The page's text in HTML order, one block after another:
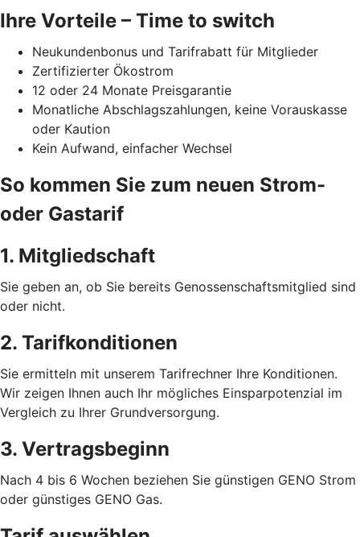
Ihre Vorteile – Time to switch
Neukundenbonus und Tarifrabatt für Mitglieder
Zertifizierter Ökostrom
12 oder 24 Monate Preisgarantie
Monatliche Abschlagszahlungen, keine Vorauskasse
oder Kaution
Kein Aufwand, einfacher Wechsel
So kommen Sie zum neuen Strom-
oder Gastarif
1. Mitgliedschaft
Sie geben an, ob Sie bereits Genossenschaftsmitglied sind
oder nicht.
2. Tarifkonditionen
Sie ermitteln mit unserem Tarifrechner Ihre Konditionen.
Wir zeigen Ihnen auch Ihr mögliches Einsparpotenzial im
Vergleich zu Ihrer Grundversorgung.
3. Vertragsbeginn
Nach 4 bis 6 Wochen beziehen Sie günstigen GENO Strom
oder günstiges GENO Gas.